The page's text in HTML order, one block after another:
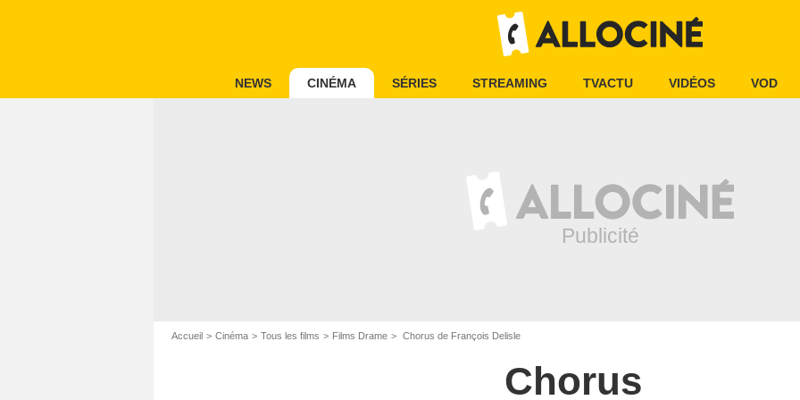
NEWS CINÉMA SÉRIES STREAMING TVACTU VIDÉOS VOD
Accueil Cinéma Tous les films Films Drame Chorus de François Delisle
Chorus